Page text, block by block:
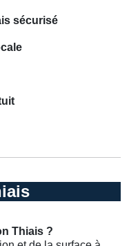
sécurisé
Thiais ?